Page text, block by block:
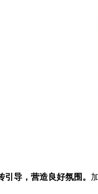
导，营造良好氛围。